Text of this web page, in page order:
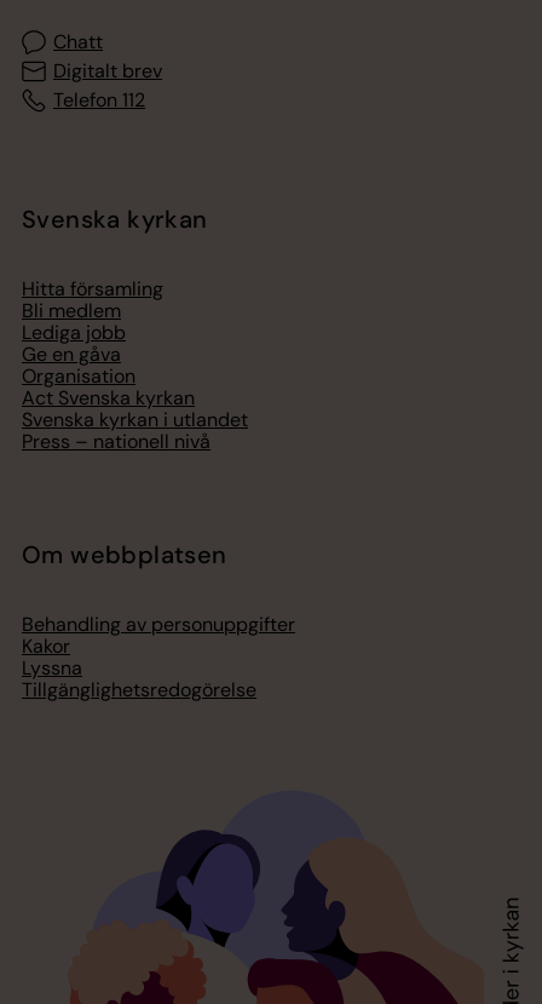
Chatt
Digitalt brev
Telefon 112
Svenska kyrkan
Hitta församling
Bli medlem
Lediga jobb
Ge en gåva
Organisation
Act Svenska kyrkan
Svenska kyrkan i utlandet
Press – nationell nivå
Om webbplatsen
Behandling av personuppgifter
Kakor
Lyssna
Tillgänglighetsredogörelse